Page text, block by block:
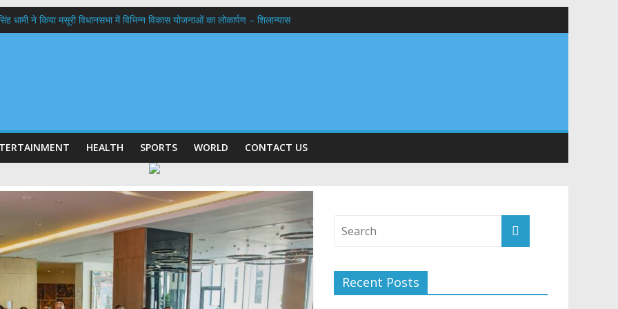
धामी ने किया मसूरी विधानसभा में विभिन्न विकास योजनाओं का लोकार्पण – शिलान्यास
देहरादून और मसूरी के विकास के लिए 25 बड़े प्रस्तावों को मिली हरी झंडी
HEALTH SPORTS WORLD CONTACT US
Recent Posts